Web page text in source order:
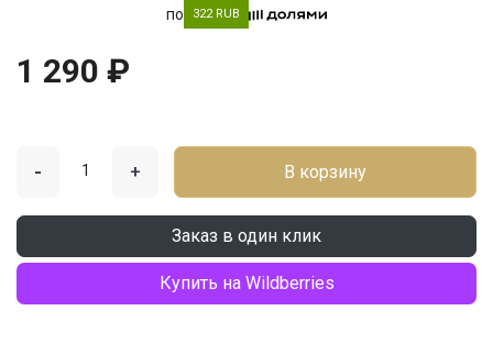
по 322 RUB
1 290 ₽
- + В корзину
Заказ в один клик
Купить на Wildberries